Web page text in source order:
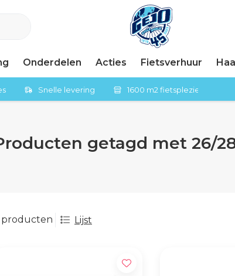
Onderdelen Acties Fietsverhuur
Snelle levering 1600 m2 fietsplezier in Tiel
getagd met 26/
producten Lijst